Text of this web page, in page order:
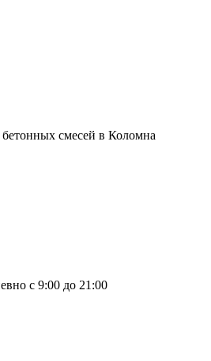
смесей в Коломна
с 9:00 до 21:00